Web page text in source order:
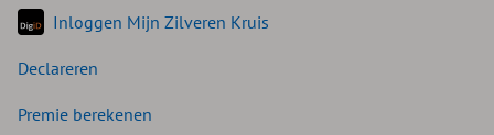
Inloggen Mijn Zilveren Kruis
Declareren
Premie berekenen